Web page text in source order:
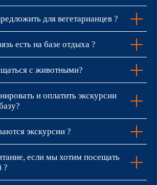
для вегетарианцев ?
есть на базе отдыха ?
с животными?
и оплатить экскурсии
экскурсии ?
если мы хотим посещать
?